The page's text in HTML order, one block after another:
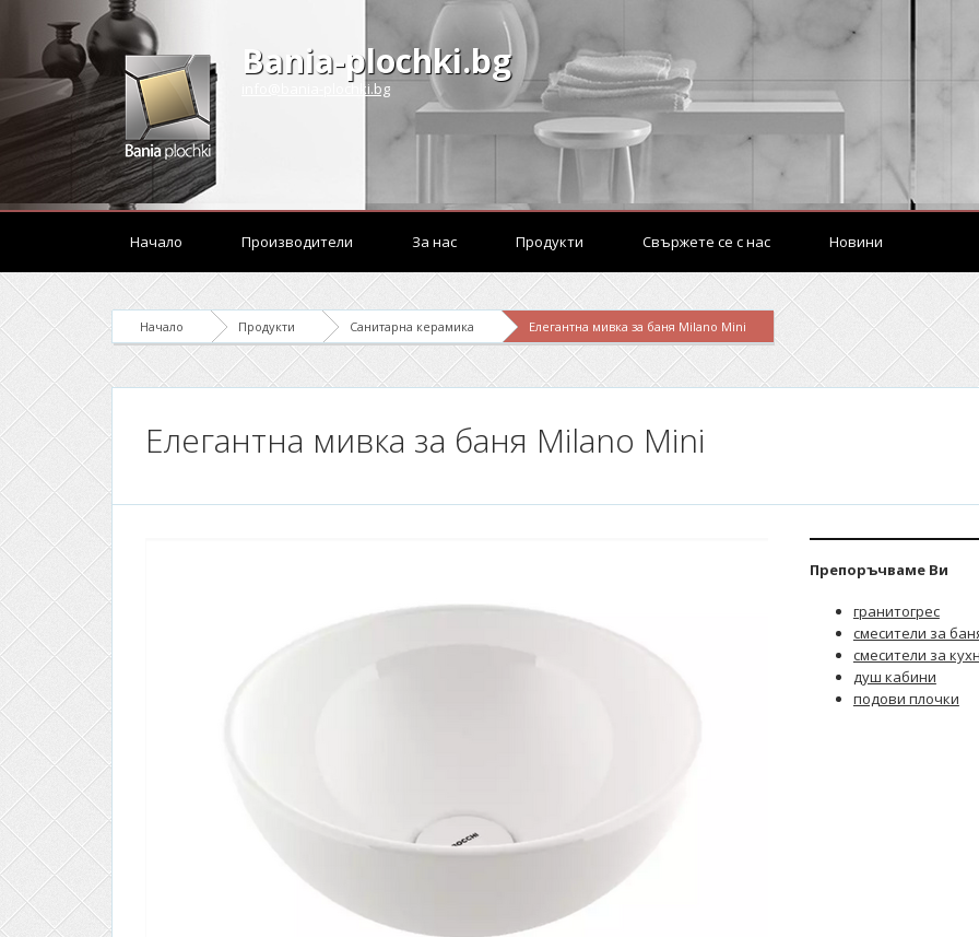
Bania-plochki.bg
info@bania-plochki.bg
Начало Производители За нас Продукти Свържете се с нас Новини
Начало Продукти Санитарна керамика Елегантна мивка за баня Milano Mini
Елегантна мивка за баня Milano Mini
Препоръчваме Ви
гранитогрес
смесители за
смесители за
душ кабини
подови плочки